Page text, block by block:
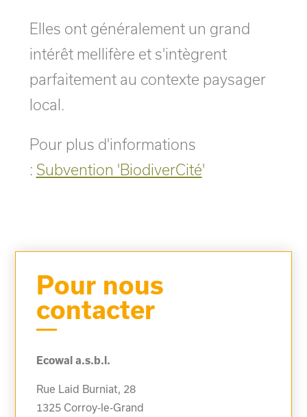
Elles ont généralement un grand
intérêt mellifère et s'intègrent
parfaitement au contexte paysager
local.
Pour plus d'informations
: Subvention 'BiodiverCité'
Pour nous
contacter
Ecowal a.s.b.l.
Rue Laid Burniat, 28
1325 Corroy-le-Grand